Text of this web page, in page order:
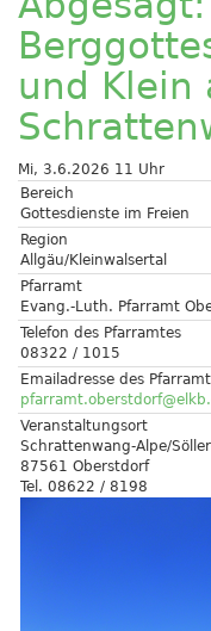
und Klein
Mi, 3.6.2026 11 Uhr
Bereich
Gottesdienste im Freien
Region
Allgäu/Kleinwalsertal
Pfarramt
Evang.-Luth. Pfarramt
Telefon des Pfarramtes
08322 / 1015
Emailadresse des
Veranstaltungsort
Schrattenwang-Alpe/
87561 Oberstdorf
Tel. 08622 / 8198